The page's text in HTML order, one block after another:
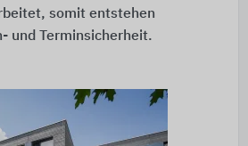
somit entstehen
und Terminsicherheit.